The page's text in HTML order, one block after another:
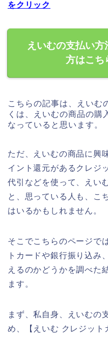
をクリック
えいむの支払い
方はこち
こちらの記事は、えいむ
くは、えいむの商品の購
なっていると思います。
ただ、えいむの商品に興
イント還元があるクレジ
代引などを使って、えい
と、思っている人も、こ
はいるかもしれません。
そこでこちらのページで
トカードや銀行振り込み
えるのかどうかを調べた
ます。
まず、私自身、えいむの
め、【えいむ クレジッ